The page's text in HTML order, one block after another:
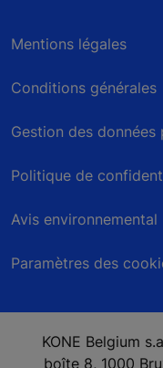
Mentions légales
Conditions générales
Gestion des données
Politique de
Avis environnemental
Paramètres des
KONE Belgium
boîte 8, 1000